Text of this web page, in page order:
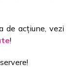
de acțiune, vezi
!